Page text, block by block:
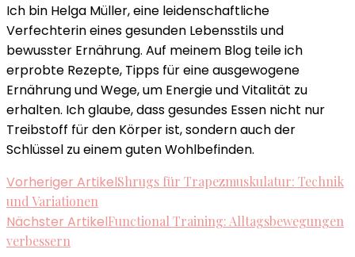
Ich bin Helga Müller, eine leidenschaftliche
Verfechterin eines gesunden Lebensstils und
bewusster Ernährung. Auf meinem Blog teile ich
erprobte Rezepte, Tipps für eine ausgewogene
Ernährung und Wege, um Energie und Vitalität zu
erhalten. Ich glaube, dass gesundes Essen nicht nur
Treibstoff für den Körper ist, sondern auch der
Schlüssel zu einem guten Wohlbefinden.
Beitragsnavigation
Vorheriger ArtikelShrugs für Trapezmuskulatur: Technik
und Variationen
Nächster ArtikelFunctional Training: Alltagsbewegungen
verbessern